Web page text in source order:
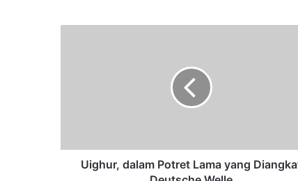
Uighur, dalam Potret Lama yang